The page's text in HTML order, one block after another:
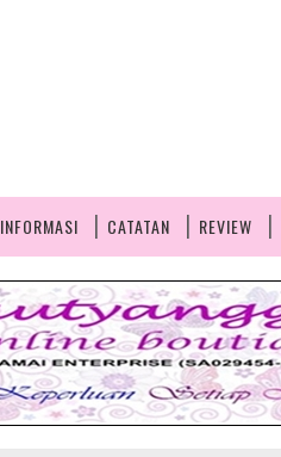
INFORMASI CATATAN REVIEW